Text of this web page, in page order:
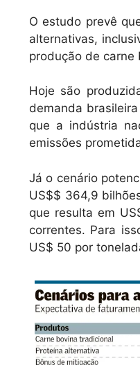
O estudo prevê
alternativas,
produção de carne
Hoje são
demanda
que a indústria
emissões
Já o cenário
US$$ 364,9
que resulta em
correntes. Para
US$ 50 por